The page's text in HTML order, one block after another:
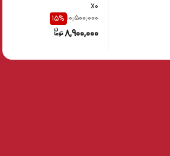
x0
10,500,000
15%
8,900,000